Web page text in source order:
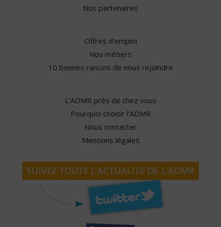
Nos partenaires
Offres d'emploi
Nos métiers
10 bonnes raisons de nous rejoindre
L'ADMR près de chez vous
Pourquoi choisir l'ADMR
Nous contacter
Mentions légales